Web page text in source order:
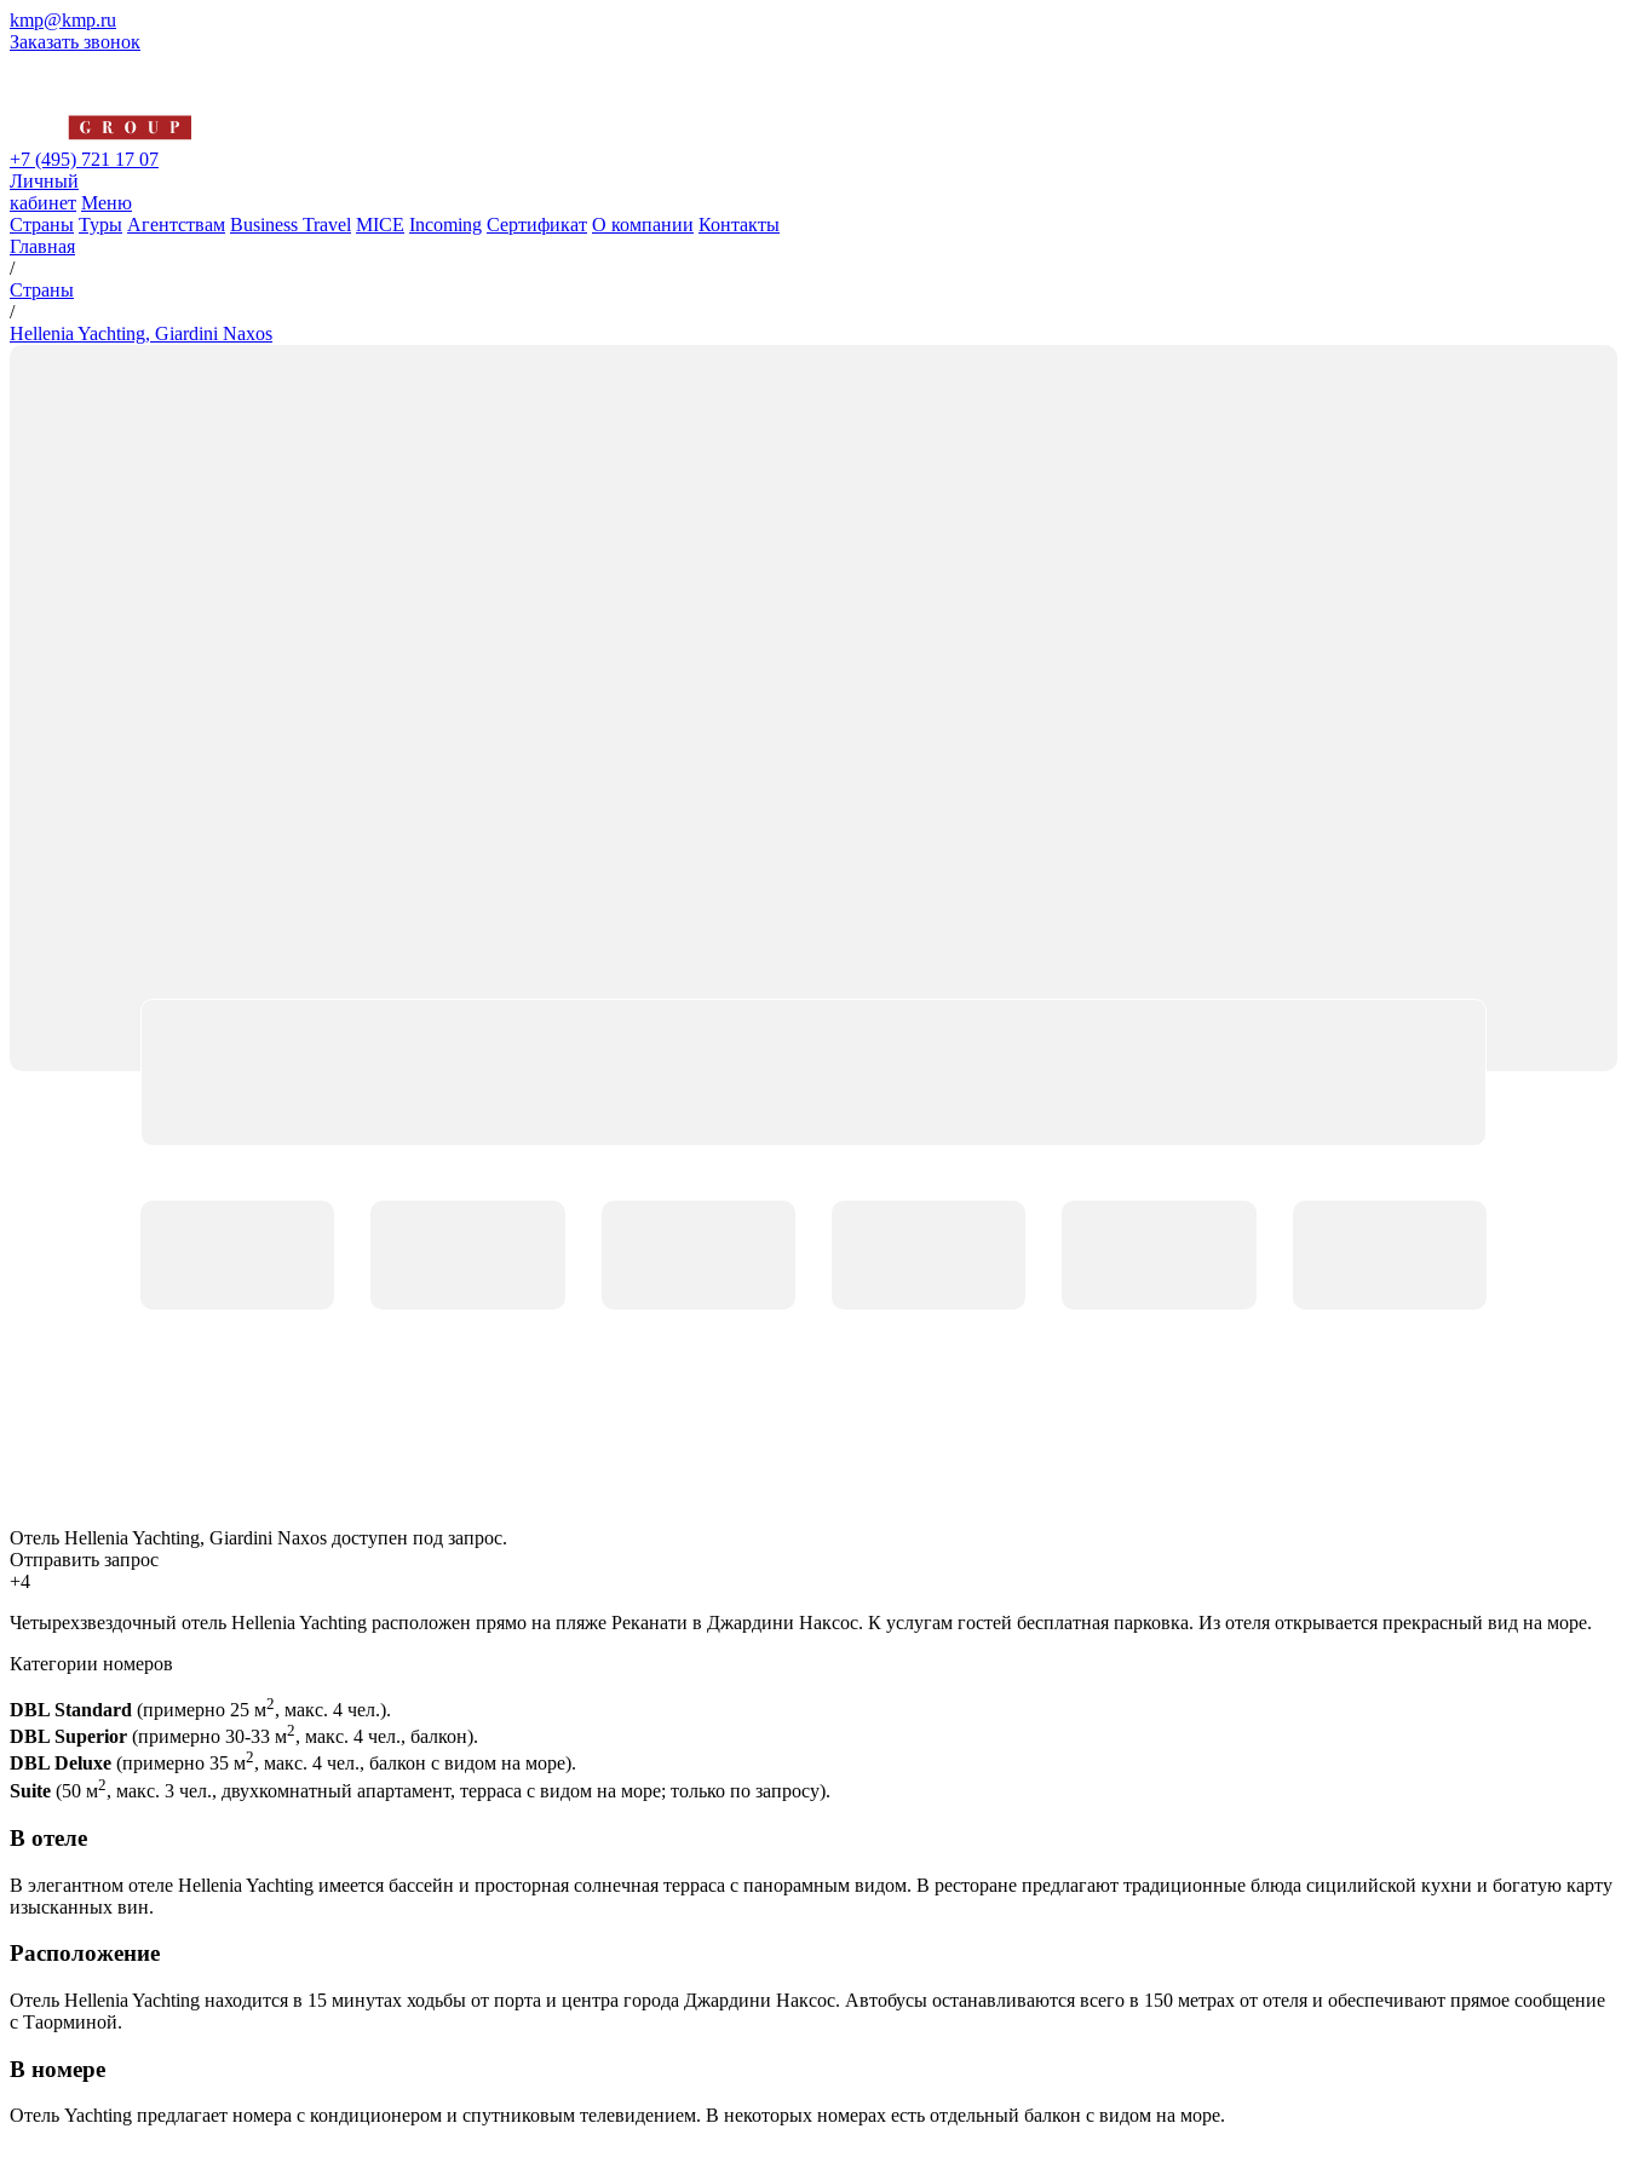
kmp@kmp.ru
Заказать звонок
+7 (495) 721 17 07
Личный
кабинет Меню
Страны Туры Агентствам Business Travel MICE Incoming Сертификат О компании Контакты
Главная
/
Страны
/
Hellenia Yachting, Giardini Naxos
Отель Hellenia Yachting, Giardini Naxos доступен под запрос.
Отправить запрос
+4
Четырехзвездочный отель Hellenia Yachting расположен прямо на пляже Реканати в Джардини Наксос. К услугам гостей бесплатная парковка. Из отеля открывается прекрасный вид на море.
Категории номеров
DBL Standard (примерно 25 м2, макс. 4 чел.).
DBL Superior (примерно 30-33 м2, макс. 4 чел., балкон).
DBL Deluxe (примерно 35 м2, макс. 4 чел., балкон с видом на море).
Suite (50 м2, макс. 3 чел., двухкомнатный апартамент, терраса с видом на море; только по запросу).
В отеле
В элегантном отеле Hellenia Yachting имеется бассейн и просторная солнечная терраса с панорамным видом. В ресторане предлагают традиционные блюда сицилийской кухни и богатую карту
изысканных вин.
Расположение
Отель Hellenia Yachting находится в 15 минутах ходьбы от порта и центра города Джардини Наксос. Автобусы останавливаются всего в 150 метрах от отеля и обеспечивают прямое сообщение
с Таорминой.
В номере
Отель Yachting предлагает номера с кондиционером и спутниковым телевидением. В некоторых номерах есть отдельный балкон с видом на море.